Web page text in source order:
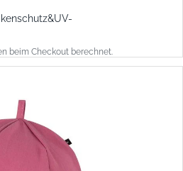
beim Checkout berechnet.